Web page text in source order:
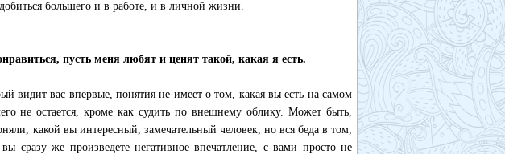
большего и в работе, и в личной жизни.
пусть меня любят и ценят такой, какая я есть.
видит вас впервые, понятия не имеет о том, какая вы есть на самом
не остается, кроме как судить по внешнему облику. Может быть,
какой вы интересный, замечательный человек, но вся беда в том,
сразу же произведете негативное впечатление, с вами просто не